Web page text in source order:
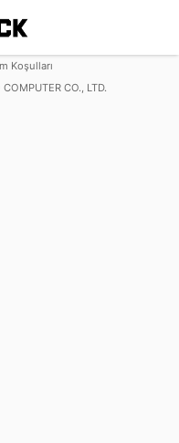
Koşulları
COMPUTER CO., LTD.